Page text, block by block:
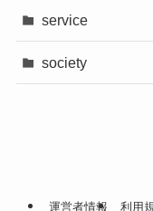
service
society
運営者情報 利用